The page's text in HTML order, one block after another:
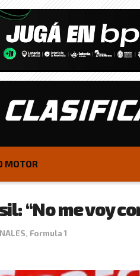
MOTOR
“No me voy
, Formula 1